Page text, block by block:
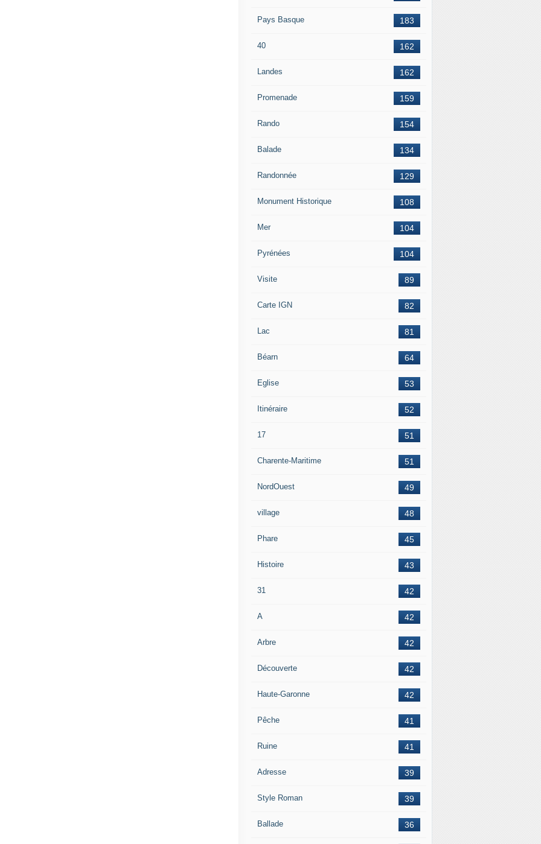
183
Pays Basque
162
40
162
Landes
159
Promenade
154
Rando
134
Balade
129
Randonnée
108
Monument Historique
104
Mer
104
Pyrénées
89
Visite
82
Carte IGN
81
Lac
64
Béarn
53
Eglise
52
Itinéraire
51
17
51
Charente-Maritime
49
NordOuest
48
village
45
Phare
43
Histoire
42
31
42
A
42
Arbre
42
Découverte
42
Haute-Garonne
41
Pêche
41
Ruine
39
Adresse
39
Style Roman
36
Ballade